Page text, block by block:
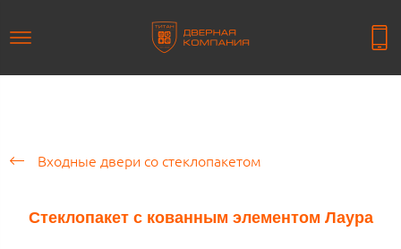
Входные двери со стеклопакетом
Стеклопакет с кованным элементом Лаура